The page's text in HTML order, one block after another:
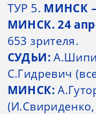
ТУР 5. МИНСК
МИНСК. 24
653 зрителя.
СУДЬИ:
С.Гидревич
МИНСК: